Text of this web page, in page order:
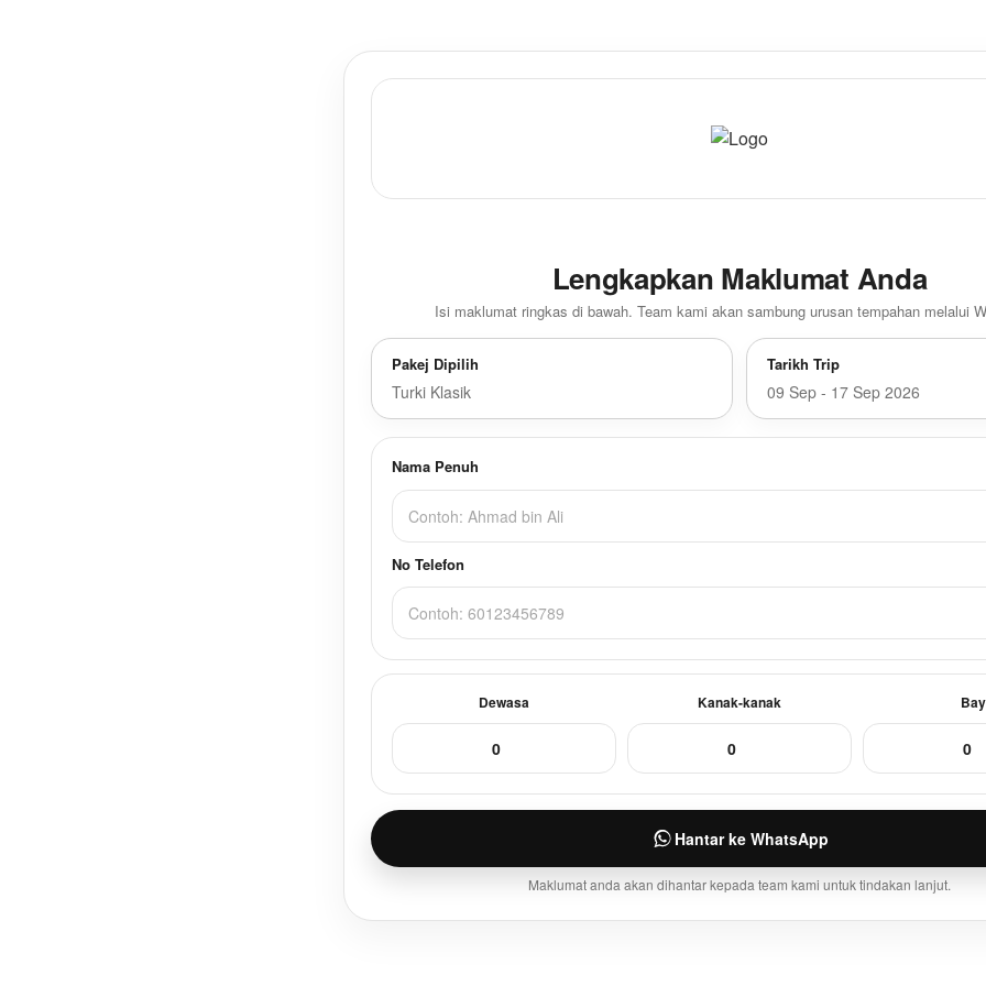
Lengkapkan Maklumat Anda
Isi maklumat ringkas di bawah. Team kami akan sambung urusan tempahan melalui
Pakej Dipilih
Turki Klasik
Tarikh Trip
09 Sep - 17 Sep 2026
Nama Penuh
No Telefon
Dewasa Kanak-kanak
Hantar ke WhatsApp
Maklumat anda akan dihantar kepada team kami untuk tindakan lanjut.